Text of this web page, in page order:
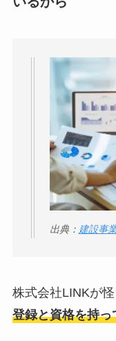
出典： 建設事
株式会社LINKが
登録と資格を持っ